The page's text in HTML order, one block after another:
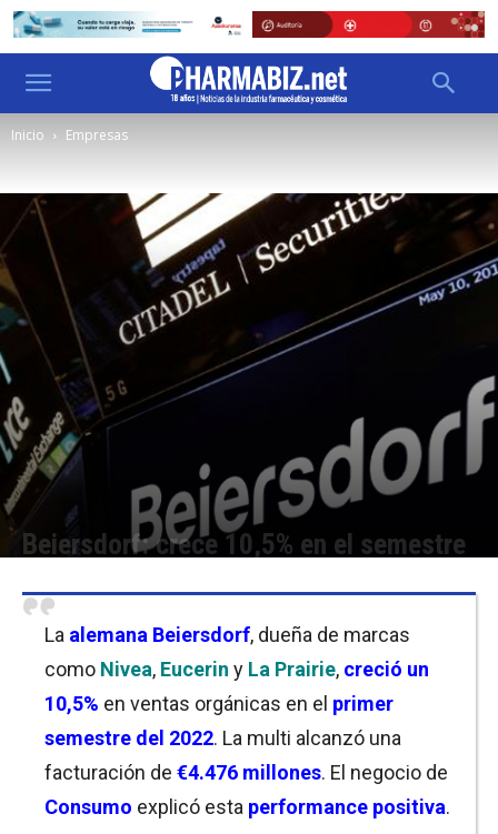
Inicio Empresas
Beiersdorf: crece 10,5% en el semestre
La alemana Beiersdorf, dueña de marcas
como Nivea, Eucerin y La Prairie, creció un
10,5% en ventas orgánicas en el primer
semestre del 2022. La multi alcanzó una
facturación de €4.476 millones. El negocio de
Consumo explicó esta performance positiva.